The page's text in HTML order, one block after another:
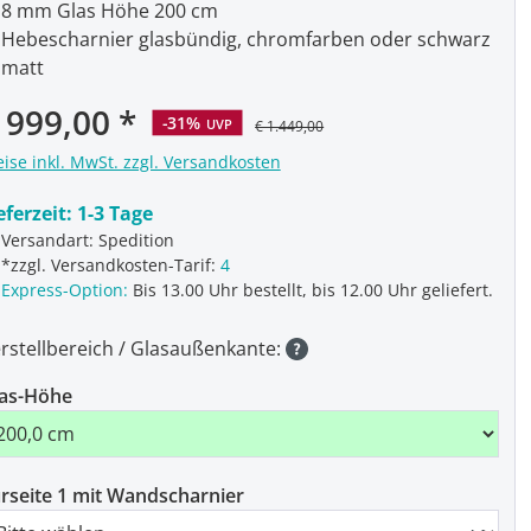
-31% UVP € 1.449,00
inkl. MwSt. zzgl. Versandkosten
1-3 Tage
Versandart: Spedition
*zzgl. Versandkosten-Tarif:4
Express-Option: Bis 13.00 Uhr bestellt, bis 12.00 Uhr geliefert.
8 mm Glas Höhe 200 cm
Hebescharnier glasbündig, chromfarben oder schwarz
matt
/ Glasaußenkante:
Höhe
1 mit Wandscharnier